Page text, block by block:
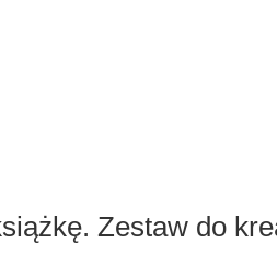
Zestaw do